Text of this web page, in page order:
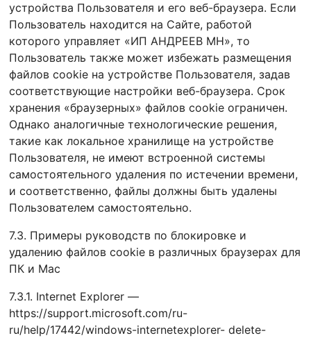
устройства Пользователя и его веб-браузера. Если
Пользователь находится на Сайте, работой
которого управляет «ИП АНДРЕЕВ МН», то
Пользователь также может избежать размещения
файлов cookie на устройстве Пользователя, задав
соответствующие настройки веб-браузера. Срок
хранения «браузерных» файлов cookie ограничен.
Однако аналогичные технологические решения,
такие как локальное хранилище на устройстве
Пользователя, не имеют встроенной системы
самостоятельного удаления по истечении времени,
и соответственно, файлы должны быть удалены
Пользователем самостоятельно.
7.3. Примеры руководств по блокировке и
удалению файлов cookie в различных браузерах для
ПК и Mac
7.3.1. Internet Explorer —
https://support.microsoft.com/ru-
ru/help/17442/windows-internetexplorer- delete-